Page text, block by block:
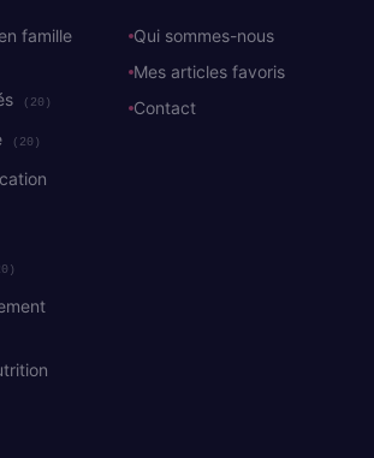
famille
(20)
(20)
Qui sommes-nous
Mes articles favoris
Contact